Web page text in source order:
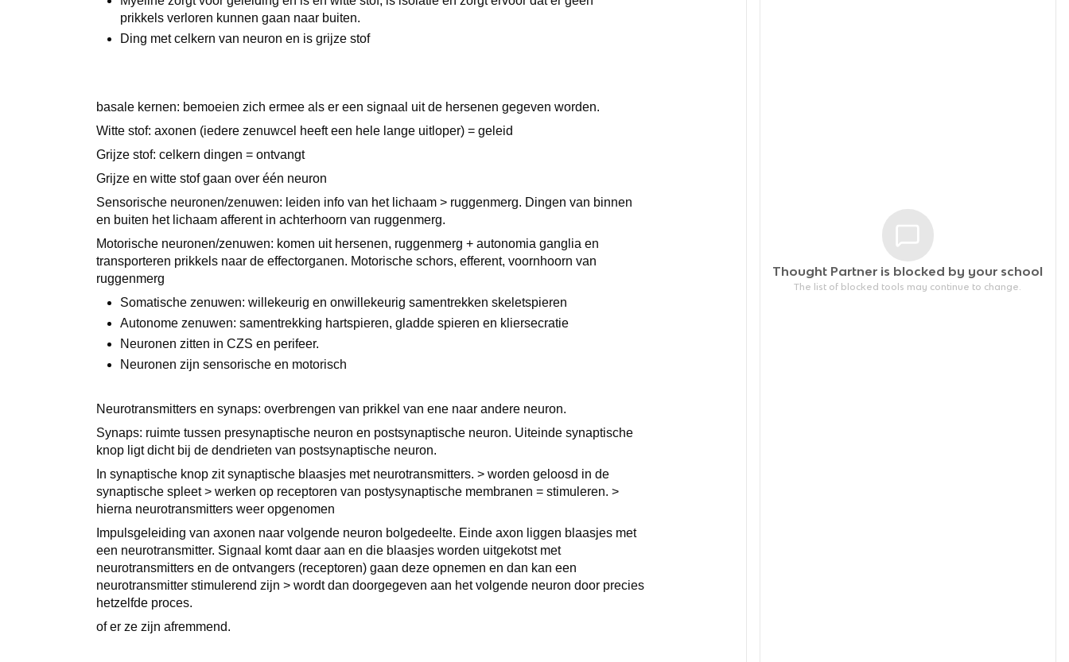
prikkels verloren kunnen gaan naar buiten.
Ding met celkern van neuron en is grijze stof
basale kernen: bemoeien zich ermee als er een signaal uit de hersenen gegeven worden.
Witte stof: axonen (iedere zenuwcel heeft een hele lange uitloper) = geleid
Grijze stof: celkern dingen = ontvangt
Grijze en witte stof gaan over één neuron
Sensorische neuronen/zenuwen: leiden info van het lichaam > ruggenmerg. Dingen van binnen
en buiten het lichaam afferent in achterhoorn van ruggenmerg.
Motorische neuronen/zenuwen: komen uit hersenen, ruggenmerg + autonomia ganglia en
transporteren prikkels naar de effectorganen. Motorische schors, efferent, voornhoorn van
ruggenmerg
Somatische zenuwen: willekeurig en onwillekeurig samentrekken skeletspieren
Autonome zenuwen: samentrekking hartspieren, gladde spieren en kliersecratie
Neuronen zitten in CZS en perifeer.
Neuronen zijn sensorische en motorisch
Neurotransmitters en synaps: overbrengen van prikkel van ene naar andere neuron.
Synaps: ruimte tussen presynaptische neuron en postsynaptische neuron. Uiteinde synaptische
knop ligt dicht bij de dendrieten van postsynaptische neuron.
In synaptische knop zit synaptische blaasjes met neurotransmitters. > worden geloosd in de
synaptische spleet > werken op receptoren van postysynaptische membranen = stimuleren. >
hierna neurotransmitters weer opgenomen
Impulsgeleiding van axonen naar volgende neuron bolgedeelte. Einde axon liggen blaasjes met
een neurotransmitter. Signaal komt daar aan en die blaasjes worden uitgekotst met
neurotransmitters en de ontvangers (receptoren) gaan deze opnemen en dan kan een
neurotransmitter stimulerend zijn > wordt dan doorgegeven aan het volgende neuron door precies
hetzelfde proces.
of er ze zijn afremmend.
Thought Partner is blocked by your school
The list of blocked tools may continue to change.